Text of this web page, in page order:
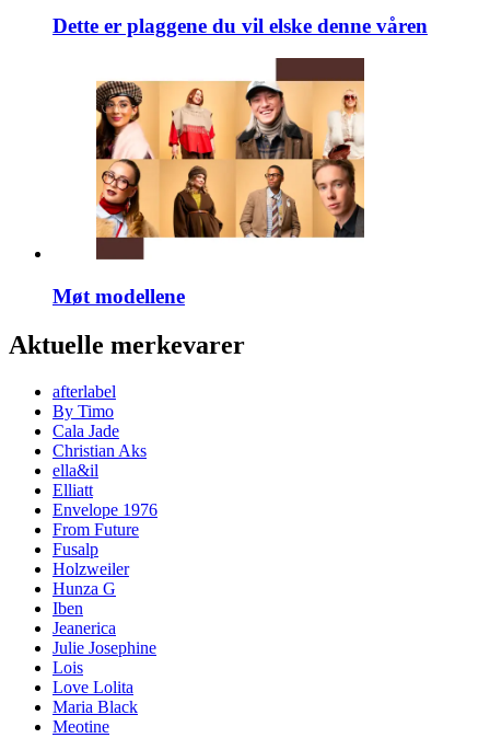
Dette er plaggene du vil elske denne våren
Møt modellene
Aktuelle merkevarer
afterlabel
By Timo
Cala Jade
Christian Aks
ella&il
Elliatt
Envelope 1976
From Future
Fusalp
Holzweiler
Hunza G
Iben
Jeanerica
Julie Josephine
Lois
Love Lolita
Maria Black
Meotine